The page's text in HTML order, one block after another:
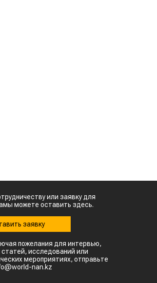
или заявку для
можете оставить здесь.
заявку
пожелания для интервью,
исследований или
мероприятиях, отправьте
nan.kz